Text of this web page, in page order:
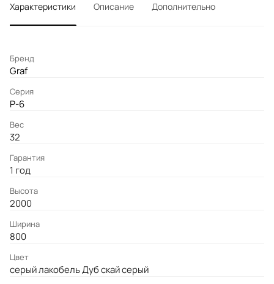
Характеристики Описание Дополнительно
Бренд
Graf
Серия
P-6
Вес
32
Гарантия
1 год
Высота
2000
Ширина
800
Цвет
серый лакобель Дуб скай серый